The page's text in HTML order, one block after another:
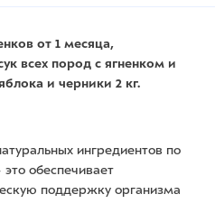
от 1 месяца,
всех пород с ягненком и
и черники 2 кг.
ингредиентов по
обеспечивает
поддержку организма